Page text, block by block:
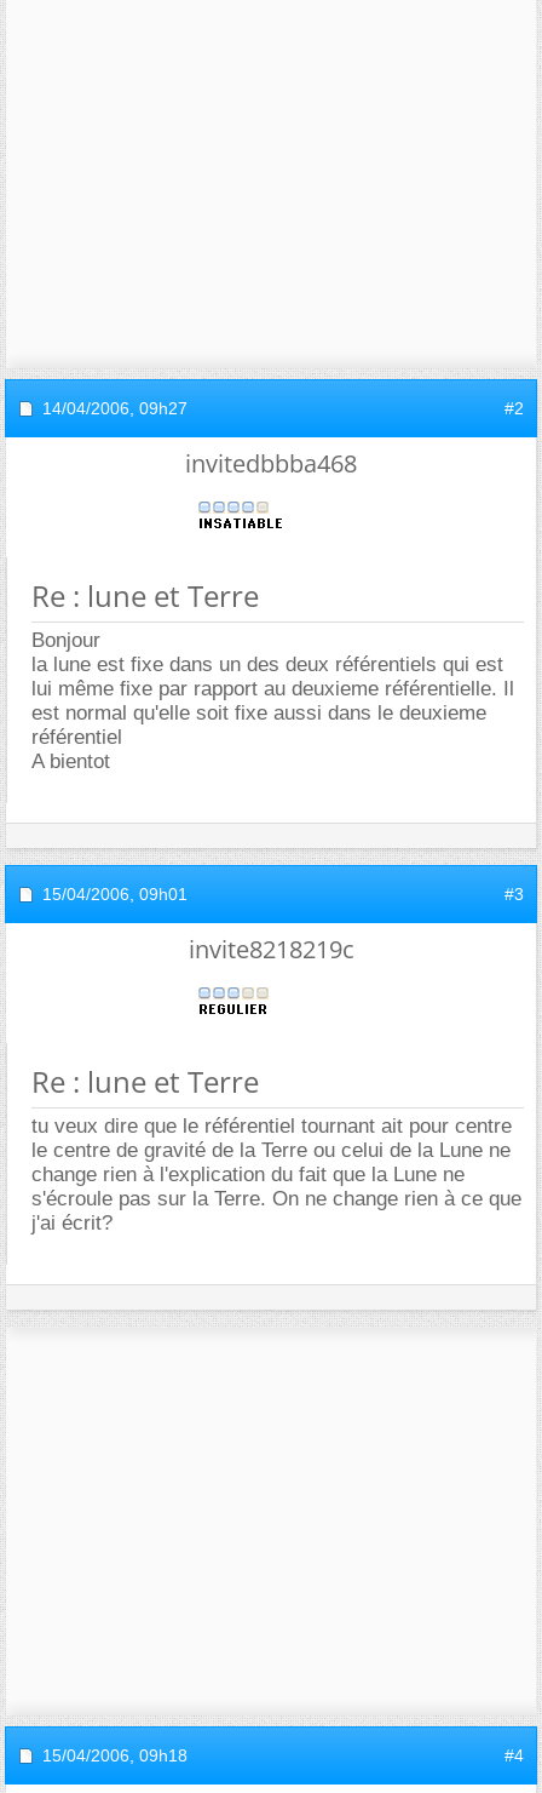
14/04/2006, 09h27 #2
invitedbbba468
Re : lune et Terre
Bonjour
la lune est fixe dans un des deux référentiels qui est
lui même fixe par rapport au deuxieme référentielle. Il
est normal qu'elle soit fixe aussi dans le deuxieme
référentiel
A bientot
15/04/2006, 09h01 #3
invite8218219c
Re : lune et Terre
tu veux dire que le référentiel tournant ait pour centre
le centre de gravité de la Terre ou celui de la Lune ne
change rien à l'explication du fait que la Lune ne
s'écroule pas sur la Terre. On ne change rien à ce que
j'ai écrit?
15/04/2006, 09h18 #4